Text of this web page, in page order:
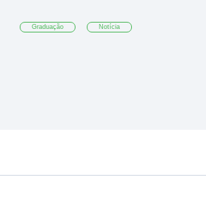
Graduação Notícia